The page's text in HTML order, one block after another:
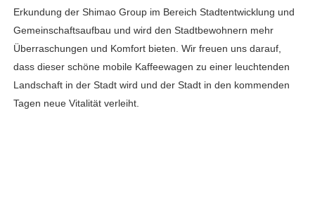
Erkundung der Shimao Group im Bereich Stadtentwicklung und
Gemeinschaftsaufbau und wird den Stadtbewohnern mehr
Überraschungen und Komfort bieten. Wir freuen uns darauf,
dass dieser schöne mobile Kaffeewagen zu einer leuchtenden
Landschaft in der Stadt wird und der Stadt in den kommenden
Tagen neue Vitalität verleiht.